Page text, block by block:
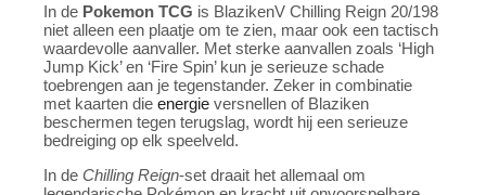
In de Pokemon TCG is BlazikenV Chilling Reign 20/198
niet alleen een plaatje om te zien, maar ook een tactisch
waardevolle aanvaller. Met sterke aanvallen zoals ‘High
Jump Kick’ en ‘Fire Spin’ kun je serieuze schade
toebrengen aan je tegenstander. Zeker in combinatie
met kaarten die energie versnellen of Blaziken
beschermen tegen terugslag, wordt hij een serieuze
bedreiging op elk speelveld.
In de Chilling Reign-set draait het allemaal om